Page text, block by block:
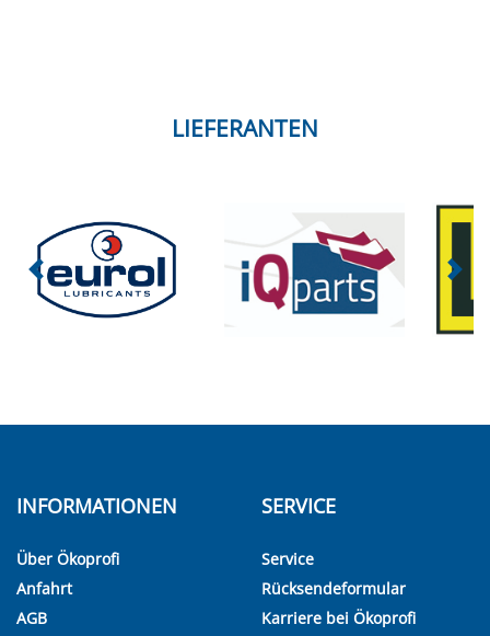
LIEFERANTEN
INFORMATIONEN
Über Ökoprofi
Anfahrt
AGB
SERVICE
Service
Rücksendeformular
Karriere bei Ökoprofi